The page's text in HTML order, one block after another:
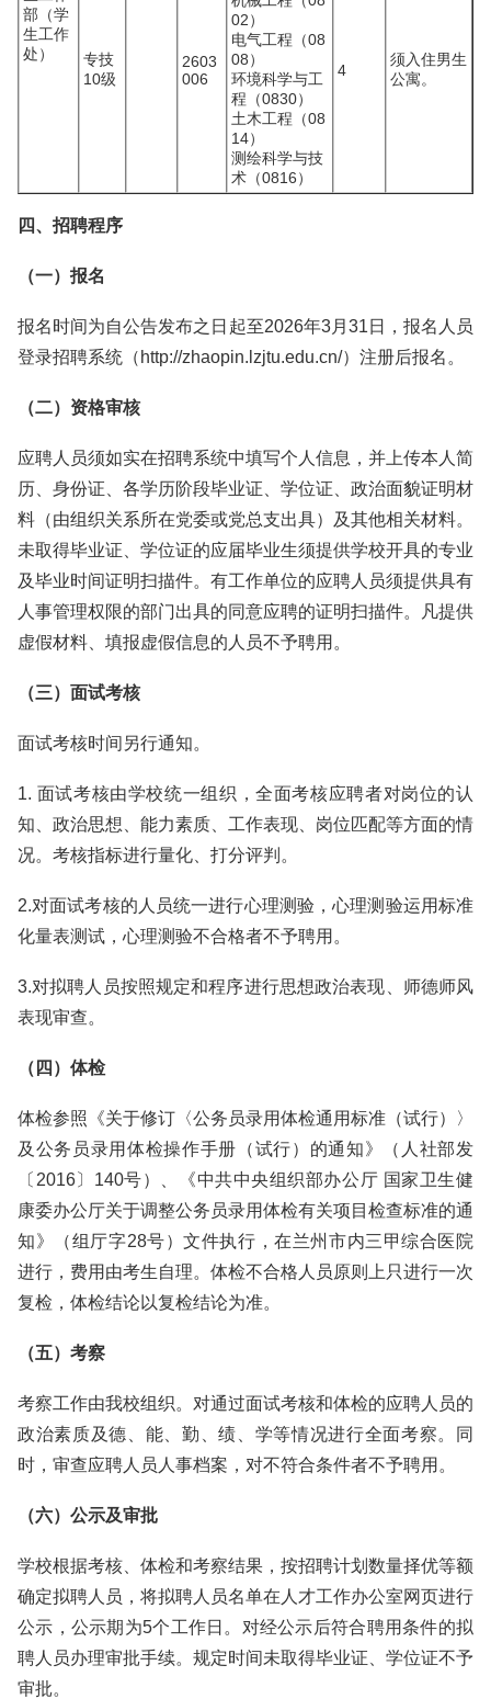
部（学
生工作
处）
专技
10级
2603
006
02）
电气工程（08
08）
环境科学与工
程（0830）
土木工程（08
14）
测绘科学与技
术（0816）
4
须入住男生
公寓。
四、招聘程序
（一）报名
报名时间为自公告发布之日起至2026年3月31日，报名人员
登录招聘系统（http://zhaopin.lzjtu.edu.cn/）注册后报名。
（二）资格审核
应聘人员须如实在招聘系统中填写个人信息，并上传本人简
历、身份证、各学历阶段毕业证、学位证、政治面貌证明材
料（由组织关系所在党委或党总支出具）及其他相关材料。
未取得毕业证、学位证的应届毕业生须提供学校开具的专业
及毕业时间证明扫描件。有工作单位的应聘人员须提供具有
人事管理权限的部门出具的同意应聘的证明扫描件。凡提供
虚假材料、填报虚假信息的人员不予聘用。
（三）面试考核
面试考核时间另行通知。
1. 面试考核由学校统一组织，全面考核应聘者对岗位的认
知、政治思想、能力素质、工作表现、岗位匹配等方面的情
况。考核指标进行量化、打分评判。
2.对面试考核的人员统一进行心理测验，心理测验运用标准
化量表测试，心理测验不合格者不予聘用。
3.对拟聘人员按照规定和程序进行思想政治表现、师德师风
表现审查。
（四）体检
体检参照《关于修订〈公务员录用体检通用标准（试行）〉
及公务员录用体检操作手册（试行）的通知》（人社部发
〔2016〕140号）、《中共中央组织部办公厅 国家卫生健
康委办公厅关于调整公务员录用体检有关项目检查标准的通
知》（组厅字28号）文件执行，在兰州市内三甲综合医院
进行，费用由考生自理。体检不合格人员原则上只进行一次
复检，体检结论以复检结论为准。
（五）考察
考察工作由我校组织。对通过面试考核和体检的应聘人员的
政治素质及德、能、勤、绩、学等情况进行全面考察。同
时，审查应聘人员人事档案，对不符合条件者不予聘用。
（六）公示及审批
学校根据考核、体检和考察结果，按招聘计划数量择优等额
确定拟聘人员，将拟聘人员名单在人才工作办公室网页进行
公示，公示期为5个工作日。对经公示后符合聘用条件的拟
聘人员办理审批手续。规定时间未取得毕业证、学位证不予
审批。